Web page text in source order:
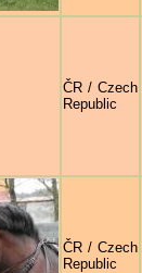
ČR / Czech
Republic
ČR / Czech
Republic